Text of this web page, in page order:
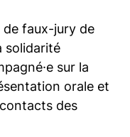
de faux-jury de
solidarité
sur la
orale et
des